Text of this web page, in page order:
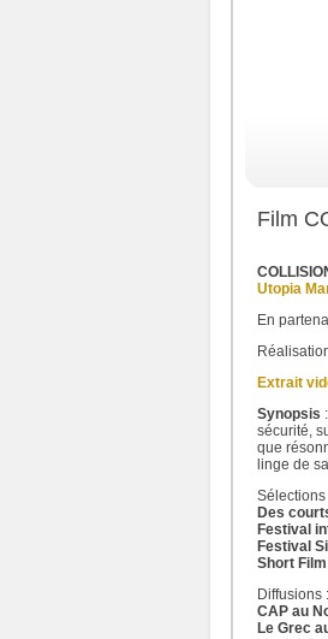
Film
Utopia
En
Extrait
Synopsis
sécurité,
que
linge de
Sélections
Des
Festival
Festival
Short
Diffusions :
CAP au
Le Grec